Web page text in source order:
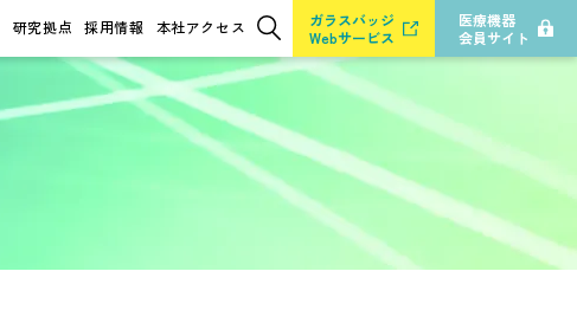
研究拠点 採用情報 本社アクセス
検索
ガラスバッジ
Webサービス
医療機器
会員サイト